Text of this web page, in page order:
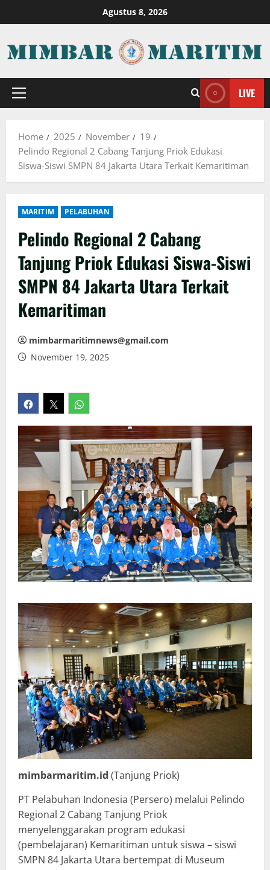
to
Agustus 8, 2026
Primary
LIVE
Home 2025 November
19
Pelindo Regional 2 Cabang Tanjung Priok Edukasi
Siswa-Siswi SMPN 84 Jakarta Utara Terkait Kemaritiman
MARITIM PELABUHAN
Pelindo Regional 2 Cabang
Tanjung Priok Edukasi Siswa-Siswi
SMPN 84 Jakarta Utara Terkait
Kemaritiman
mimbarmaritimnews@gmail.com
November 19, 2025
mimbarmaritim.id (Tanjung Priok)
PT Pelabuhan Indonesia (Persero) melalui Pelindo
Regional 2 Cabang Tanjung Priok
menyelenggarakan program edukasi
(pembelajaran) Kemaritiman untuk siswa – siswi
SMPN 84 Jakarta Utara bertempat di Museum